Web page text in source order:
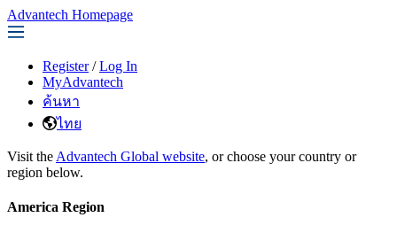
Advantech Homepage
Register / Log In
MyAdvantech
ค้นหา
ไทย
Visit the Advantech Global website, or choose your country or
region below.
America Region